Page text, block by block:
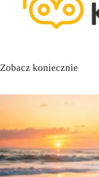
Zobacz koniecznie